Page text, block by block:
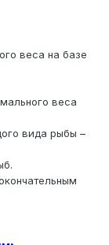
веса на базе
веса
вида рыбы –